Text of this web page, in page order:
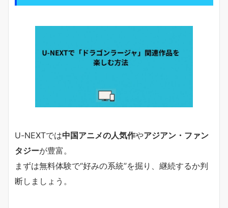
U-NEXTでは中国アニメの人気作やアジアン・ファン
タジーが豊富。
まずは無料体験で“好みの系統”を掘り、継続するか判
断しましょう。